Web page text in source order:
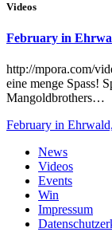
Videos
February in
http://mpora.com/
eine menge Spass!
Mangoldbrothers…
February in
News
Videos
Events
Win
Impressum